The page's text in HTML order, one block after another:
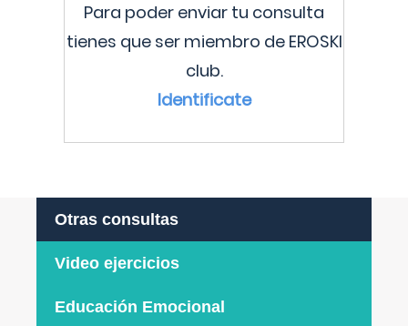
Para poder enviar tu consulta
tienes que ser miembro de EROSKI
club.
Identificate
Otras consultas
Video ejercicios
Educación Emocional